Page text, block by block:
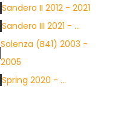
Sandero II 2012 - 2021
Sandero III 2021 - ...
Solenza (B41) 2003 -
2005
Spring 2020 - ...